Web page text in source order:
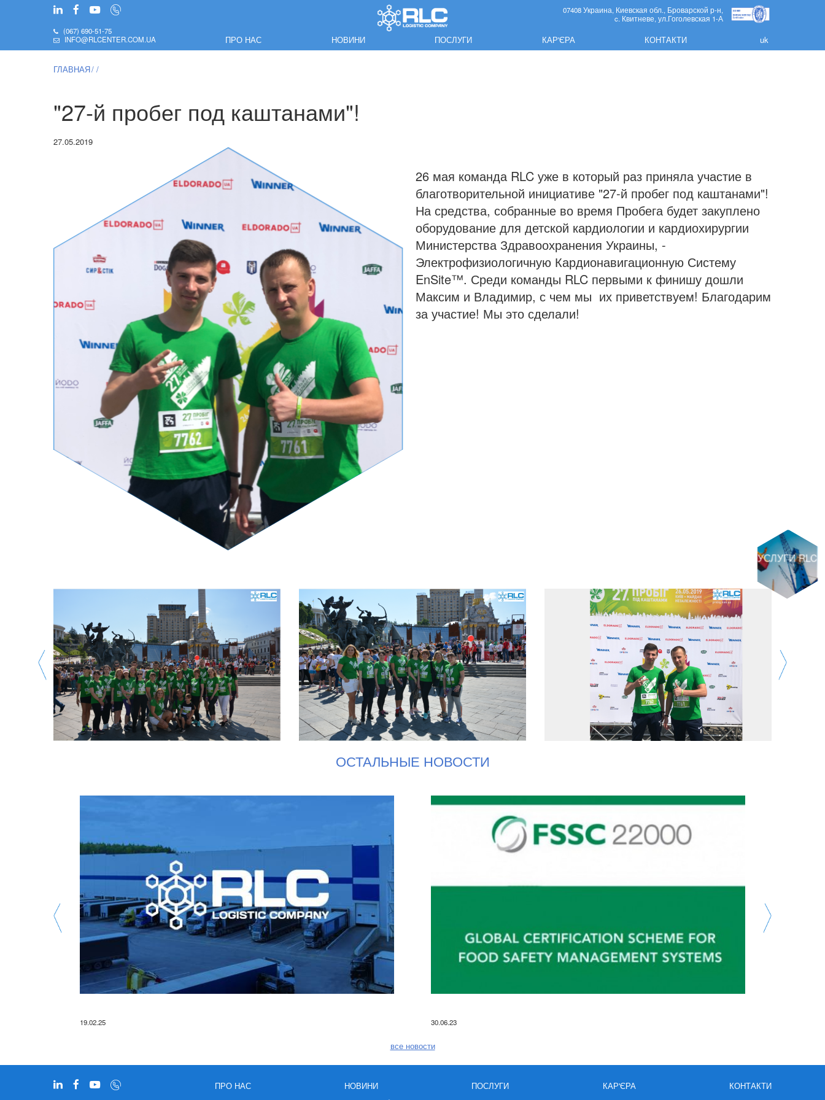
07408 Украина, Киевская обл., Броварской р-н,
c. Квитневе, ул.Гоголевская 1-А
(067) 690-51-75
INFO@RLCENTER.COM.UA
ПРО НАС НОВИНИ ПОСЛУГИ КАР'ЄРА КОНТАКТИ uk
ГЛАВНАЯ
"27-й пробег под каштанами"!
27.05.2019
26 мая команда RLC уже в который раз приняла участие в
благотворительной инициативе "27-й пробег под каштанами"!
На средства, собранные во время Пробега будет закуплено
оборудование для детской кардиологии и кардиохирургии
Министерства Здравоохранения Украины, -
Электрофизиологичную Кардионавигационную Систему
EnSite™. Среди команды RLC первыми к финишу дошли
Максим и Владимир, с чем мы их приветствуем! Благодарим
за участие! Мы это сделали!
ОСТАЛЬНЫЕ НОВОСТИ
19.02.25 30.06.23
все новости
ПРО НАС НОВИНИ ПОСЛУГИ КАР'ЄРА КОНТАКТИ